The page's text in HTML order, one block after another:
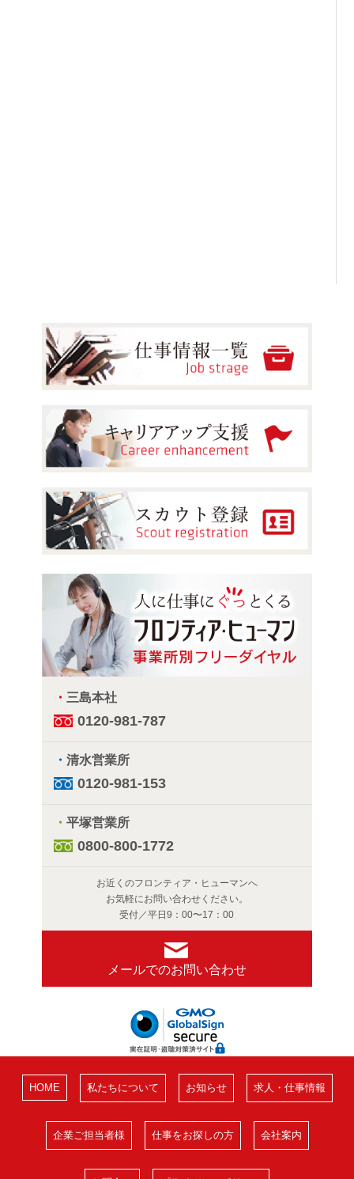
・ 三島本社
0120-981-787
・ 清水営業所
0120-981-153
・ 平塚営業所
0800-800-1772
お近くのフロンティア・ヒューマンへ
お気軽にお問い合わせください。
受付／平日9：00〜17：00
メールでのお問い合わせ
HOME 私たちについて お知らせ 求人・仕事情報
企業ご担当者様 仕事をお探しの方 会社案内